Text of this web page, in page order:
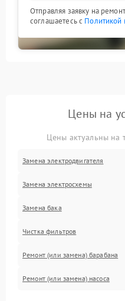
Отправляя заявку на
соглашаетесь с Политикой
Цены на
Цены актуальны на
Замена электродвигателя
Замена электросхемы
Замена бака
Чистка фильтров
Ремонт (или замена) барабана
Ремонт (или замена) насоса